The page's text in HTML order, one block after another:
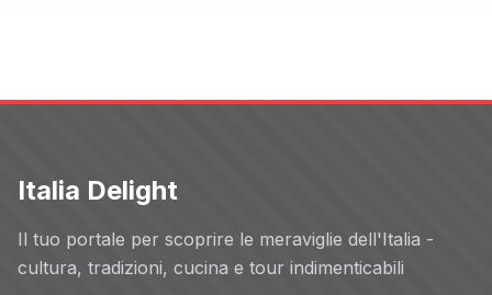
Italia Delight
Il tuo portale per scoprire le meraviglie dell'Italia -
cultura, tradizioni, cucina e tour indimenticabili